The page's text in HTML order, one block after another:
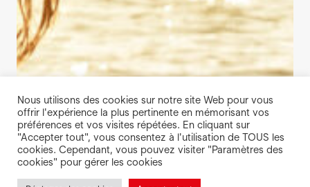
Nous utilisons des cookies sur notre site Web pour vous
offrir l'expérience la plus pertinente en mémorisant vos
préférences et vos visites répétées. En cliquant sur
"Accepter tout", vous consentez à l'utilisation de TOUS les
cookies. Cependant, vous pouvez visiter "Paramètres des
cookies" pour gérer les cookies